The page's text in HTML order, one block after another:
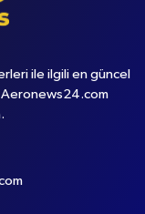
ile ilgili en güncel
Aeronews24.com